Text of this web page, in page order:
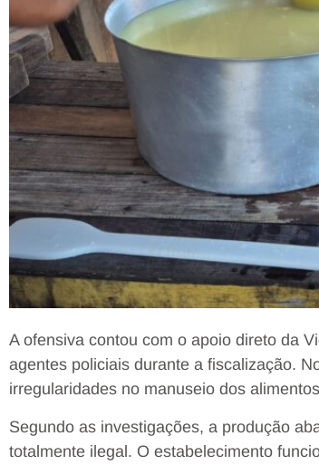
A ofensiva contou com o apoio direto da
agentes policiais durante a fiscalização.
irregularidades no manuseio dos
Segundo as investigações, a produção
totalmente ilegal. O estabelecimento